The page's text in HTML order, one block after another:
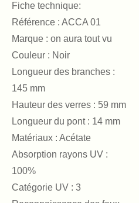
Fiche technique:
Référence : ACCA 01
Marque : on aura tout vu
Couleur : Noir
Longueur des branches :
145 mm
Hauteur des verres : 59 mm
Longueur du pont : 14 mm
Matériaux : Acétate
Absorption rayons UV :
100%
Catégorie UV : 3